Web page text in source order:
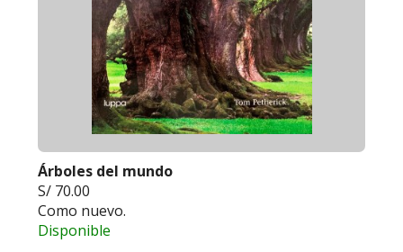
Árboles del mundo
S/ 70.00
Como nuevo.
Disponible